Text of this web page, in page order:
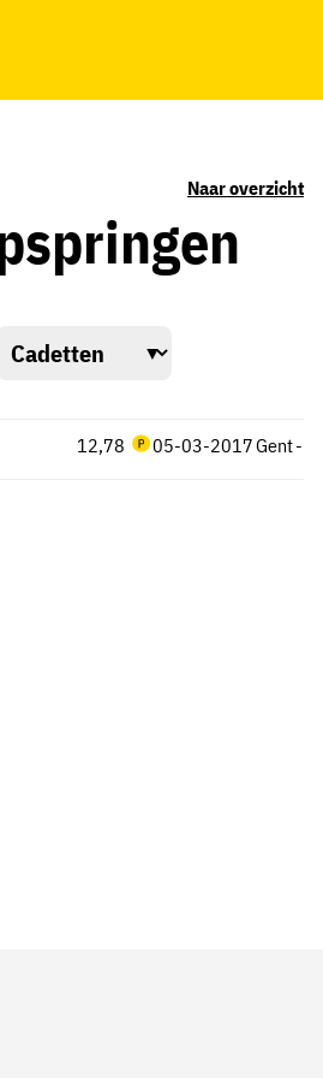
Naar overzicht
Gent
12,78 -
05-03-2017